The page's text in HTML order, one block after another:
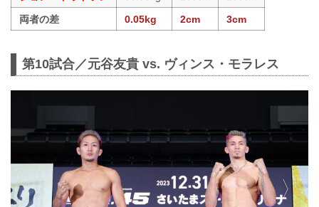
両者の差
0.05kg 2cm 3cm
第10試合／元谷友貴 vs. ヴィンス・モラレス